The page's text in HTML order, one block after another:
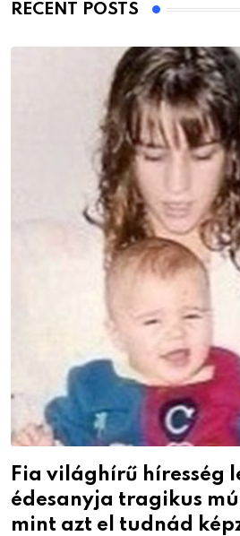
RECENT POSTS
Fia világhírű híresség
édesanyja tragikus
mint azt el tudnád